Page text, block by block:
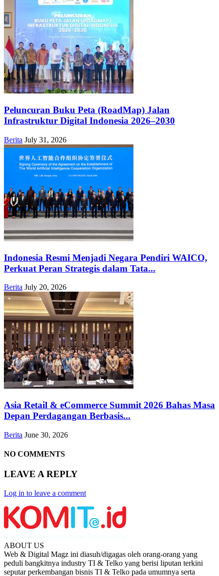
Peluncuran Buku Peta (RoadMap) Jalan
Infrastruktur Digital Indonesia 2026–2030
Berita July 31, 2026
Indonesia Resmi Menjadi Negara Pendiri WAICO,
Perkuat Peran Strategis dalam Tata...
Berita July 20, 2026
Asia Retail & eCommerce Summit 2026 Bahas Masa
Depan Perdagangan Berbasis...
Berita June 30, 2026
NO COMMENTS
LEAVE A REPLY
Log in to leave a comment
ABOUT US
Web & Digital Magz ini diasuh/digagas oleh orang-orang yang
peduli bangkitnya industry TI & Telko yang berisi liputan terkini
seputar perkembangan bisnis TI & Telko pada umumnya serta